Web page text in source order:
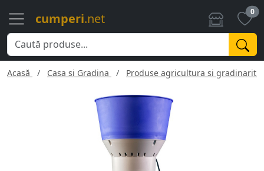
cumperi.net 0
Acasă Casa si Gradina Produse agricultura si gradinarit